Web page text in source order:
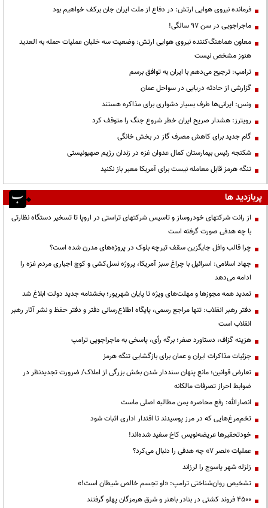
فرمانده نیروی هوایی ارتش: در دفاع از ملت ایران جان برکف خواهیم بود
ماجراجویی در سن ۹۷ سالگی!
معاون هماهنگ‌کننده نیروی هوایی ارتش: وضعیت سه خلبان عملیات حمله به العدید
هنوز مشخص نیست
ترامپ: ترجیح می‌دهم با ایران به توافق برسم
گزارشی از حادثه دریایی در سواحل عمان
ونس: ایرانی‌ها طرف بسیار دشواری برای مذاکره هستند
رویترز: هشدار صریح ایران خطر شروع جنگ را متوقف کرد
گام جدید برای کاهش مصرف گاز در بخش خانگی
شکنجه رئیس بیمارستان کمال عدوان غزه در زندان رژیم صهیونیستی
تنگه هرمز قابل معامله نیست برای آمریکا معبر باز نکنید
پربازدید ها
از رانت‌ شرکتهای خودروساز و تاسیس شرکتهای تراستی در اروپا تا تسخیر دستگاه نظارتی
با چه هدفی صورت گرفته است
چرا قالب وافل جایگزین سقف تیرچه بلوک در پروژه‌های مدرن شده است؟
جهاد اسلامی: اسرائیل با چراغ سبز آمریکا، پروژه نسل‌کشی و کوچ اجباری مردم غزه را
ادامه می‌دهد
تمدید همه مجوزها و مهلت‌های ویژه تا پایان شهریور؛ بخشنامه جدید دولت ابلاغ شد
دفتر رهبر انقلاب: تنها مراجع رسمی، پایگاه اطلاع‌رسانی دفتر و دفتر حفظ و نشر آثار رهبر
انقلاب است
هزینه گزاف، دستاورد صفر؛ برگه رأی، پاسخی به ماجراجویی ترامپ
جزئیات مذاکرات ایران و عمان برای بازگشایی تنگه هرمز
تعارض قوانین؛ مانع پنهان سنددار شدن بخش بزرگی از املاک/ ضرورت تجدیدنظر در
ضوابط احراز تصرفات مالکانه
انصارالله: رفع محاصره یمن مطالبه اصلی ماست
تخم‌مرغ‌هایی که در مرز پوسیدند تا اقتدار اداری اثبات شود
خودتحقیرها عریضه‌نویس کاخ سفید شده‌اند!
عملیات «نصر ۷» چه هدفی را دنبال می‌کرد؟
زلزله شهر یاسوج را لرزاند
تشخیص روان‌شناختی ترامپ: «او تجسم خالص شیطان است!»
۴۵۰۰ فروند کشتی در بنادر باهنر و شرق هرمزگان پهلو گرفتند